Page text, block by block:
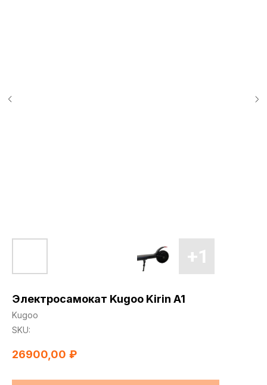
Электросамокат Kugoo Kirin A1
Kugoo
SKU:
26900,00 ₽